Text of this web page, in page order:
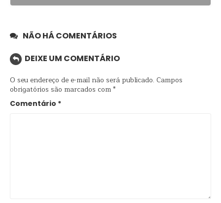
NÃO HÁ COMENTÁRIOS
DEIXE UM COMENTÁRIO
O seu endereço de e-mail não será publicado. Campos
obrigatórios são marcados com*
Comentário *